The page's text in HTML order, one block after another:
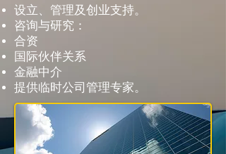
设立、管理及创业支持。
咨询与研究：
合资
国际伙伴关系
金融中介
提供临时公司管理专家。